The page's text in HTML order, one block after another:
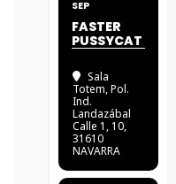
SEP
FASTER
PUSSYCAT
Sala
Totem, Pol.
Ind.
Landazábal
Calle 1, 10,
31610
NAVARRA